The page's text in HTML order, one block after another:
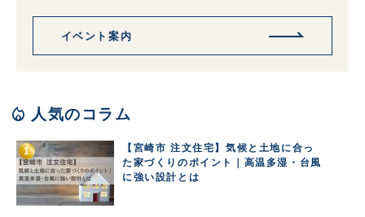
イベント案内
local_fire_department 人気のコラム
【宮崎市 注文住宅】気候と土地に合っ
た家づくりのポイント｜高温多湿・台風
に強い設計とは